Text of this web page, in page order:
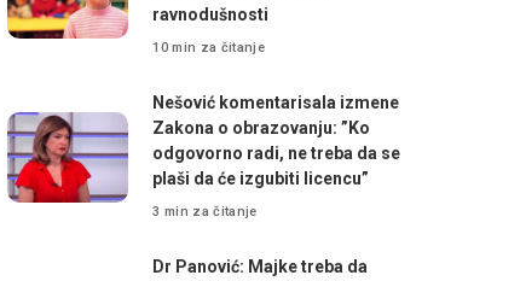
ravnodušnosti
10 min za čitanje
Nešović komentarisala izmene
Zakona o obrazovanju: ”Ko
odgovorno radi, ne treba da se
plaši da će izgubiti licencu”
3 min za čitanje
Dr Panović: Majke treba da